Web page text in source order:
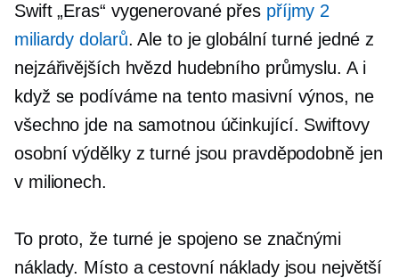
Swift „Eras“ vygenerované přes příjmy 2
miliardy dolarů. Ale to je globální turné jedné z
nejzářivějších hvězd hudebního průmyslu. A i
když se podíváme na tento masivní výnos, ne
všechno jde na samotnou účinkující. Swiftovy
osobní výdělky z turné jsou pravděpodobně jen
v milionech.
To proto, že turné je spojeno se značnými
náklady. Místo a cestovní náklady jsou největší